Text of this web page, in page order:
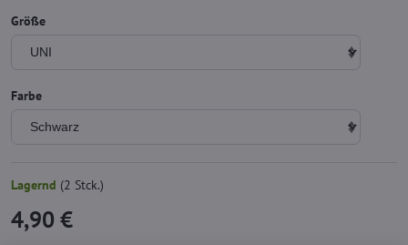
Größe
Farbe
Lagernd (2 Stck.)
4,90 €